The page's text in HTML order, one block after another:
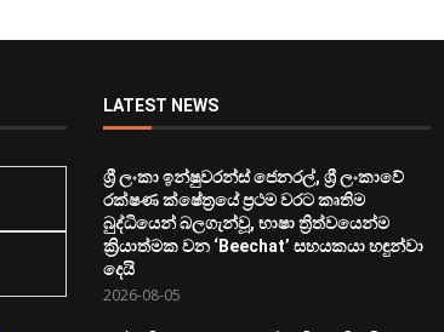
LATEST NEWS
ශ්‍රී ලංකා ඉන්ෂුවරන්ස් ජෙනරල්, ශ්‍රී ලංකාවේ
රක්ෂණ ක්ෂේත්‍රයේ ප්‍රථම වරට කෘතිම
බුද්ධියෙන් බලගැන්වූ, භාෂා ත්‍රිත්වයෙන්ම
ක්‍රියාත්මක වන ‘Beechat’ සහයකයා හඳුන්වා
දෙයි
2026-08-05